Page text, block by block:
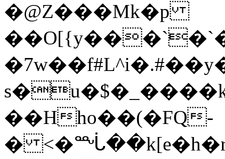
�@Z���Mk�p
��Hho��(�FQ-
�